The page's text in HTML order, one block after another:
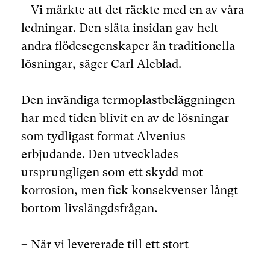
– Vi märkte att det räckte med en av våra
ledningar. Den släta insidan gav helt
andra flödesegenskaper än traditionella
lösningar, säger Carl Aleblad.
Den invändiga termoplastbeläggningen
har med tiden blivit en av de lösningar
som tydligast format Alvenius
erbjudande. Den utvecklades
ursprungligen som ett skydd mot
korrosion, men fick konsekvenser långt
bortom livslängdsfrågan.
– När vi levererade till ett stort